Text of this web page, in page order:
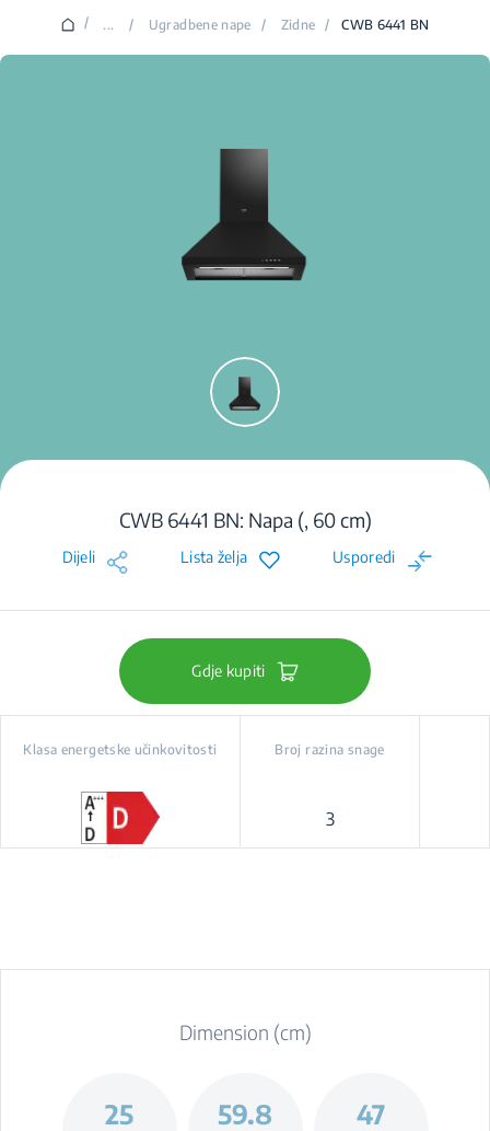
/ ... / Ugradbene nape / Zidne / CWB 6441 BN
CWB 6441 BN: Napa (, 60 cm)
Dijeli Lista želja Usporedi
Gdje kupiti
Klasa energetske učinkovitosti Broj razina snage
3
Dimension (cm)
25 59.8 47